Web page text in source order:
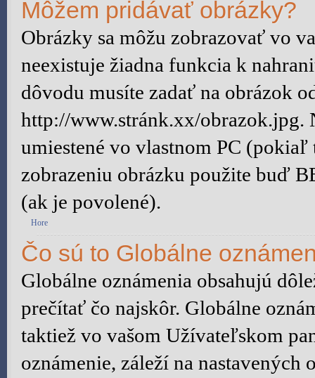
Môžem pridávať obrázky?
Obrázky sa môžu zobrazovať vo
neexistuje žiadna funkcia k
dôvodu musíte zadať na obrázok
http://www.stránk.xx/obrazok.jpg.
umiestené vo vlastnom PC
zobrazeniu obrázku použite buď
(ak je povolené).
Hore
Čo sú to Globálne
Globálne oznámenia obsahujú
prečítať čo najskôr. Globálne
taktiež vo vašom Užívateľskom
oznámenie, záleží na nastavených